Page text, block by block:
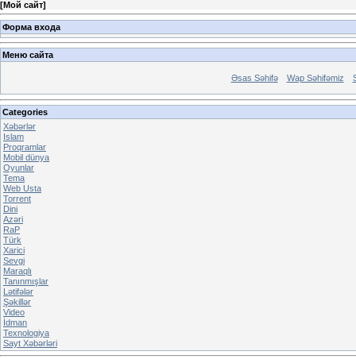
[Мой сайт]
Форма входа
Меню сайта
Əsas Səhifə Wap Səhifəmiz
Categories
Xəbərlər
Islam
Proqramlar
Mobil dünya
Oyunlar
Tema
Web Usta
Torrent
Dini
Azəri
RaP
Türk
Xarici
Sevgi
Maraqlı
Tanınmışlar
Lətifələr
Şəkillər
Video
İdman
Texnologiya
Sayt Xəbərləri